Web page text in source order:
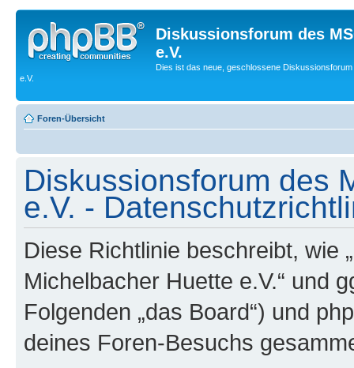
Diskussionsforum des
e.V.
Dies ist das neue, geschlossene
e.V.
Foren-Übersicht
Diskussionsforum des
e.V. -
Diese Richtlinie beschreibt, wie
Michelbacher Huette e.V.“ und
Folgenden „das Board“) und
deines Foren-Besuchs